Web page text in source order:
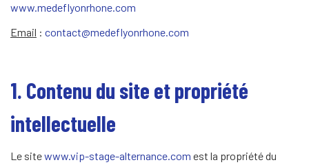
www.medeflyonrhone.com
Email : contact@medeflyonrhone.com
1. Contenu du site et propriété
intellectuelle
Le sitewww.vip-stage-alternance.com est la propriété du